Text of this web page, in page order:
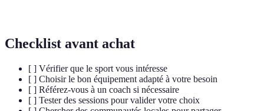
Checklist avant achat
[ ] Vérifier que le sport vous intéresse
[ ] Choisir le bon équipement adapté à votre besoin
[ ] Référez-vous à un coach si nécessaire
[ ] Tester des sessions pour valider votre choix